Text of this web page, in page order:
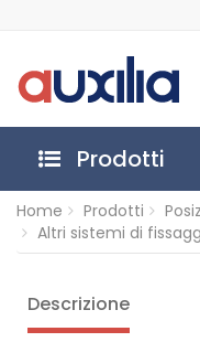
Prodotti
Home Prodotti
Altri sistemi di
Descrizione